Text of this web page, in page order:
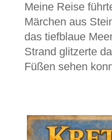
Meine Reise
Märchen aus
das tiefblaue
Strand glitzerte
Füßen sehen